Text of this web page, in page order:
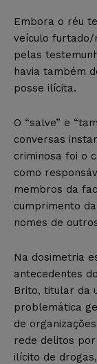
Embora o réu
veículo furtado/
pelas
havia também
posse ilícita.
O “salve” e
conversas
criminosa foi o
como
membros da
cumprimento
nomes de
Na dosimetria
antecedentes
Brito, titular da
problemática
de
rede delitos
ilícito de